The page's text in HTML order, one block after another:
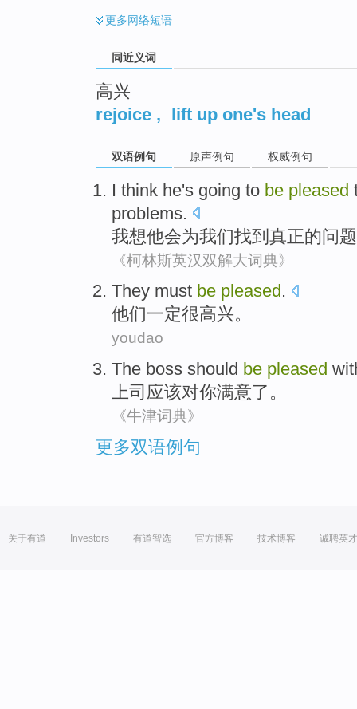
更多网络短语
同近义词
高兴
rejoice , lift up one's head
双语例句 原声例句 权威例句
I think he's going to be pleased
problems.
我想他会为我们找到 真正的问
《柯林斯英汉双解大词典》
They must be pleased .
他们一定很高兴。
youdao
The boss should be pleased
上司 应该对你满意了。
《牛津词典》
更多双语例句
关于有道 Investors 有道智选 官方博客 技术博客 诚聘英才